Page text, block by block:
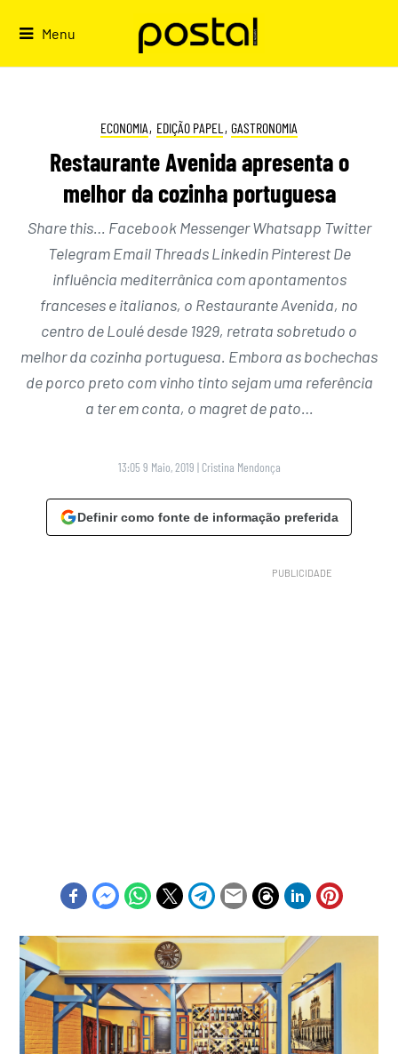
Menu
ECONOMIA, EDIÇÃO PAPEL , GASTRONOMIA
Restaurante Avenida apresenta o
melhor da cozinha portuguesa
Share this… Facebook Messenger Whatsapp Twitter
Telegram Email Threads Linkedin Pinterest De
influência mediterrânica com apontamentos
franceses e italianos, o Restaurante Avenida, no
centro de Loulé desde 1929, retrata sobretudo o
melhor da cozinha portuguesa. Embora as bochechas
de porco preto com vinho tinto sejam uma referência
a ter em conta, o magret de pato…
13:05 9 Maio, 2019 | Cristina Mendonça
Definir como fonte de informação preferida